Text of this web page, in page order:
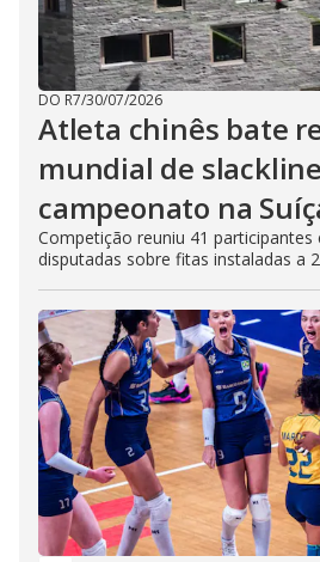
DO R7/30/07/2026
Atleta chinês bate
mundial de
campeonato na
Competição reuniu 41 participantes
disputadas sobre fitas instaladas a